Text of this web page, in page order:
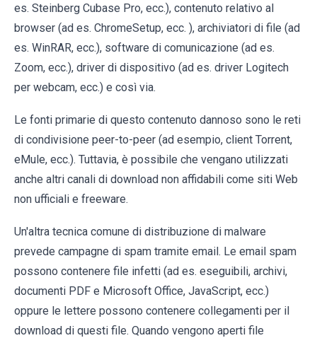
es. Steinberg Cubase Pro, ecc.), contenuto relativo al
browser (ad es. ChromeSetup, ecc. ), archiviatori di file (ad
es. WinRAR, ecc.), software di comunicazione (ad es.
Zoom, ecc.), driver di dispositivo (ad es. driver Logitech
per webcam, ecc.) e così via.
Le fonti primarie di questo contenuto dannoso sono le reti
di condivisione peer-to-peer (ad esempio, client Torrent,
eMule, ecc.). Tuttavia, è possibile che vengano utilizzati
anche altri canali di download non affidabili come siti Web
non ufficiali e freeware.
Un'altra tecnica comune di distribuzione di malware
prevede campagne di spam tramite email. Le email spam
possono contenere file infetti (ad es. eseguibili, archivi,
documenti PDF e Microsoft Office, JavaScript, ecc.)
oppure le lettere possono contenere collegamenti per il
download di questi file. Quando vengono aperti file